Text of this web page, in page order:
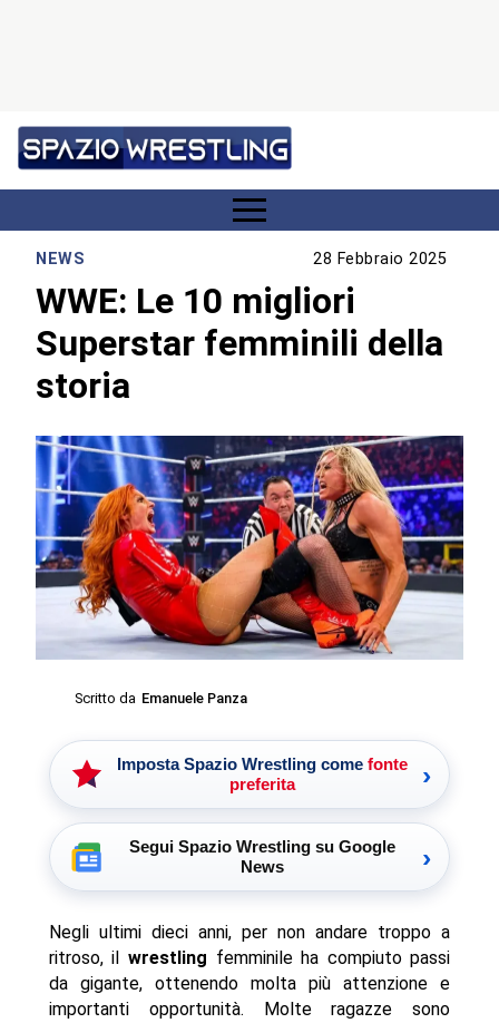
NEWS 28 Febbraio 2025
WWE: Le 10 migliori
Superstar femminili della
storia
Scritto da Emanuele Panza
Imposta Spazio Wrestling come fonte
preferita
›
Segui Spazio Wrestling su Google
News
›
Negli ultimi dieci anni, per non andare troppo a
ritroso, il wrestling femminile ha compiuto passi
da gigante, ottenendo molta più attenzione e
importanti opportunità. Molte ragazze sono